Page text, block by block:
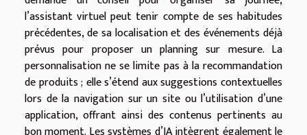
l’assistant virtuel peut tenir compte de ses habitudes
précédentes, de sa localisation et des événements déjà
prévus pour proposer un planning sur mesure. La
personnalisation ne se limite pas à la recommandation
de produits ; elle s’étend aux suggestions contextuelles
lors de la navigation sur un site ou l’utilisation d’une
application, offrant ainsi des contenus pertinents au